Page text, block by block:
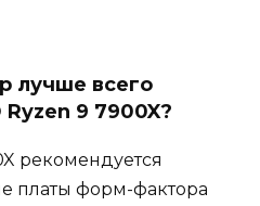
лучше всего
9 7900X?
рекомендуется
платы форм-фактора